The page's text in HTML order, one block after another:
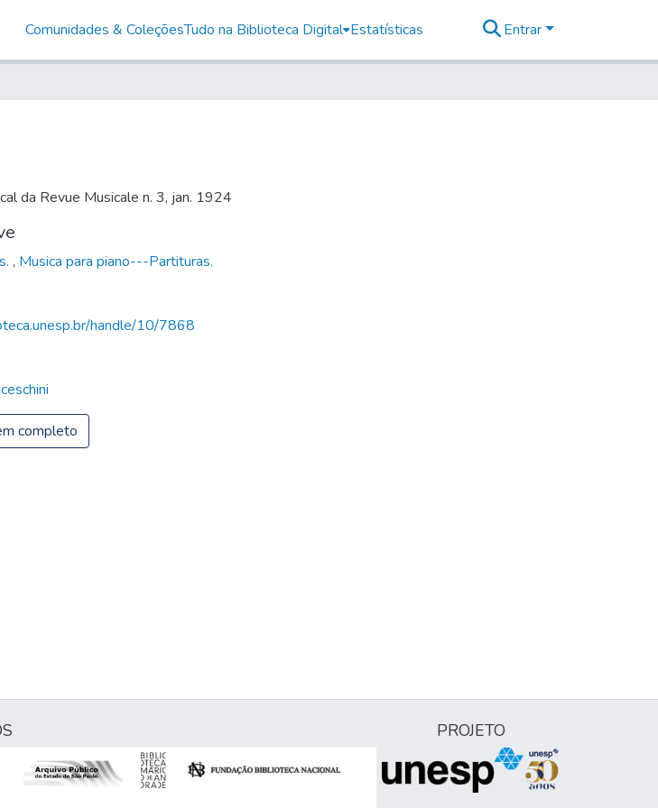
Comunidades & ColeçõesTudo na Biblioteca Digital Estatísticas Entrar
da Revue Musicale n. 3, jan. 1924
, Musica para piano---Partituras.
handle/10/7868
completo
PROJETO